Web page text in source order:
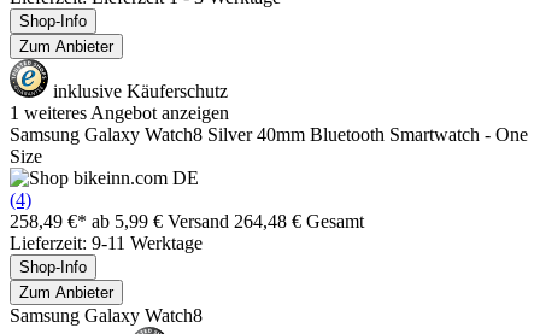
Shop-Info
Zum Anbieter
inklusive Käuferschutz
1 weiteres Angebot anzeigen
Samsung Galaxy Watch8 Silver 40mm Bluetooth Smartwatch - One
Size
(4)
258,49 €* ab 5,99 € Versand 264,48 € Gesamt
Lieferzeit: 9-11 Werktage
Shop-Info
Zum Anbieter
Samsung Galaxy Watch8